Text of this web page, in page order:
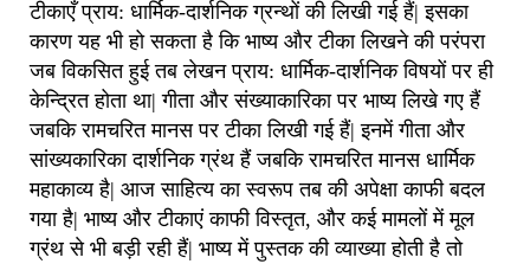
टीकाएँ प्राय: धार्मिक-दार्शनिक ग्रन्थों की लिखी गई हैं| इसका
कारण यह भी हो सकता है कि भाष्य और टीका लिखने की परंपरा
जब विकसित हुई तब लेखन प्राय: धार्मिक-दार्शनिक विषयों पर ही
केन्द्रित होता था| गीता और संख्याकारिका पर भाष्य लिखे गए हैं
जबकि रामचरित मानस पर टीका लिखी गई हैं| इनमें गीता और
सांख्यकारिका दार्शनिक ग्रंथ हैं जबकि रामचरित मानस धार्मिक
महाकाव्य है| आज साहित्य का स्वरूप तब की अपेक्षा काफी बदल
गया है| भाष्य और टीकाएं काफी विस्तृत, और कई मामलों में मूल
ग्रंथ से भी बड़ी रही हैं| भाष्य में पुस्तक की व्याख्या होती है तो